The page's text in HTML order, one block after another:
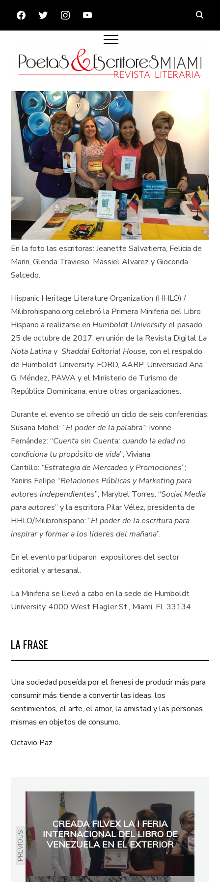
FACEBOOKTWITTERINSTAGRAMYOUTUBE
En la foto las escritoras: Jeanette Salvatierra, Felicia de
Marin, Glenda Travieso, Massiel Alvarez y Gioconda
Salcedo.
Hispanic Heritage Literature Organization (HHLO) /
Milibrohispano.org celebró la Primera Miniferia del Libro
Hispano a realizarse enHumboldt Universityel pasado
25 de octubre de 2017, en unión de la Revista DigitalLa
Nota LatinayShaddai Editorial House, con el respaldo
de Humboldt University, FORD, AARP, Universidad Ana
G. Méndez, PAWA y el Ministerio de Turismo de
República Dominicana, entre otras organizaciones.
Durante el evento se ofreció un ciclo de seis conferencias:
Susana Mohel: “El poder de la palabra”; Ivonne
Fernández: “Cuenta sin Cuenta: cuando la edad no
condiciona tu propósito de vida”; Viviana
Cantillo: “Estrategia de Mercadeo y Promociones”;
Yaniris Felipe “Relaciones Públicas y Marketing para
autores independientes”; Marybel Torres: “Social Media
para autores” y la escritora Pilar Vélez, presidenta de
HHLO/Milibrohispano: “El poder de la escritura para
inspirar y formar a los líderes del mañana”.
En el evento participaron expositores del sector
editorial y artesanal.
La Miniferia se llevó a cabo en la sede de Humboldt
University, 4000 West Flagler St., Miami, FL 33134.
LA FRASE
Una sociedad poseída por el frenesí de producir más para
consumir más tiende a convertir las ideas, los
sentimientos, el arte, el amor, la amistad y las personas
mismas en objetos de consumo.
Octavio Paz
PREVIOUS
CREADA FILVEX LA I FERIA
INTERNACIONAL DEL LIBRO DE
VENEZUELA EN EL EXTERIOR